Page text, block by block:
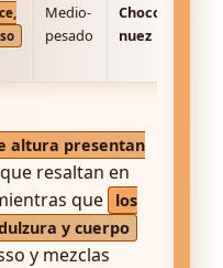
Medio-
pesado
Chocolate,
nuez
altura presentan
que resaltan en
que
los
y cuerpo
y mezclas